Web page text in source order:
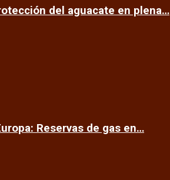
del aguacate en plena…
Reservas de gas en…